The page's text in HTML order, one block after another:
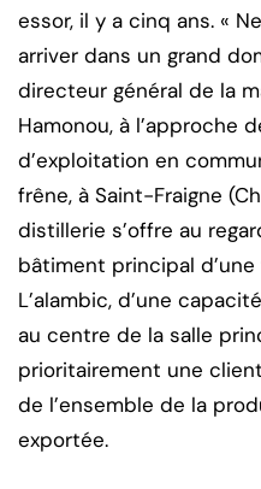
essor, il y a cinq ans. «
arriver dans un grand
directeur général de la
Hamonou, à l’approche
d’exploitation en
frêne, à Saint-Fraigne
distillerie s’offre au
bâtiment principal
L’alambic, d’une
au centre de la salle
prioritairement une
de l’ensemble de la
exportée.